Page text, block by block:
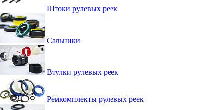
Штоки рулевых реек
Сальники
Втулки рулевых реек
Ремкомплекты рулевых реек